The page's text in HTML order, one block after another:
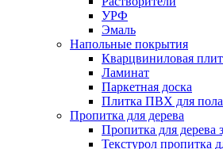
УРФ
Эмаль
Напольные покрытия
Кварцвиниловая
Ламинат
Паркетная доска
Плитка ПВХ для пола
Пропитка для дерева
Пропитка для дерева
Текстурол пропитка